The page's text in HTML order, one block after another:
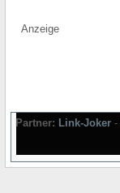
Anzeige
Partner: Link-Joker -